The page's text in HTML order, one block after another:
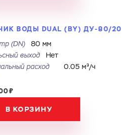
ГОТОВО
ВОДЫ DUAL (BY) ДУ-80/20
(DN)
80 мм
выход
Нет
расход
0.05 м³/ч
В КОРЗИНУ